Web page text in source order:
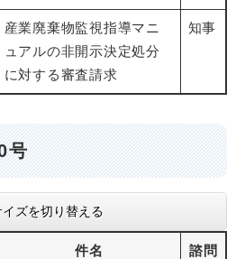
産業廃棄物監視指導マニ
ュアルの非開示決定処分
に対する審査請求
知事
号
ズを切り替える
件名
諮問